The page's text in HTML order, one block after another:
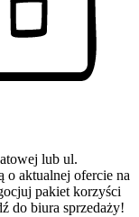
lub ul.
o aktualnej ofercie na
pakiet korzyści
do biura sprzedaży!